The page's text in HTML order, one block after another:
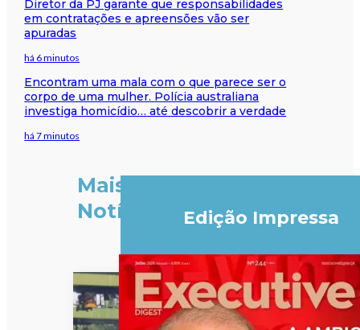
Diretor da PJ garante que responsabilidades
em contratações e apreensões vão ser
apuradas
há 6 minutos
Encontram uma mala com o que parece ser o
corpo de uma mulher. Polícia australiana
investiga homicídio… até descobrir a verdade
há 7 minutos
Mais
Notícias
Edição Impressa